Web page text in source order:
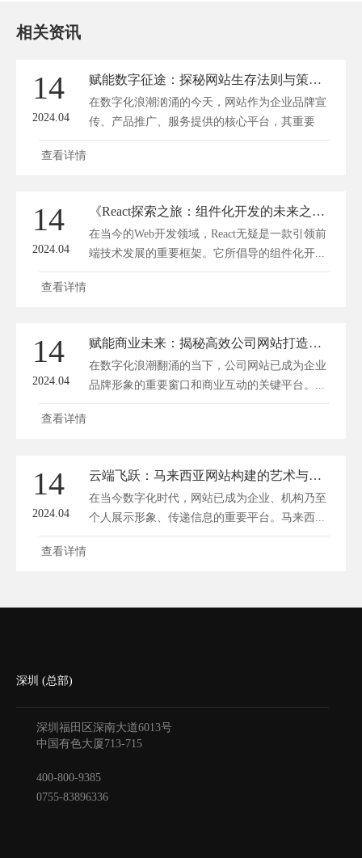
相关资讯
14
2024.04
赋能数字征途：探秘网站生存法则与策略新境界
在数字化浪潮汹涌的今天，网站作为企业品牌宣
传、产品推广、服务提供的核心平台，其重要
性...
查看详情
14
2024.04
《React探索之旅：组件化开发的未来之路》
在当今的Web开发领域，React无疑是一款引领前
端技术发展的重要框架。它所倡导的组件化开...
查看详情
14
2024.04
赋能商业未来：揭秘高效公司网站打造的黄金法则
在数字化浪潮翻涌的当下，公司网站已成为企业
品牌形象的重要窗口和商业互动的关键平台。...
查看详情
14
2024.04
云端飞跃：马来西亚网站构建的艺术与科技融合
在当今数字化时代，网站已成为企业、机构乃至
个人展示形象、传递信息的重要平台。马来西...
查看详情
深圳 (总部)
深圳福田区深南大道6013号
中国有色大厦 713-715
400-800-9385
0755-83896336